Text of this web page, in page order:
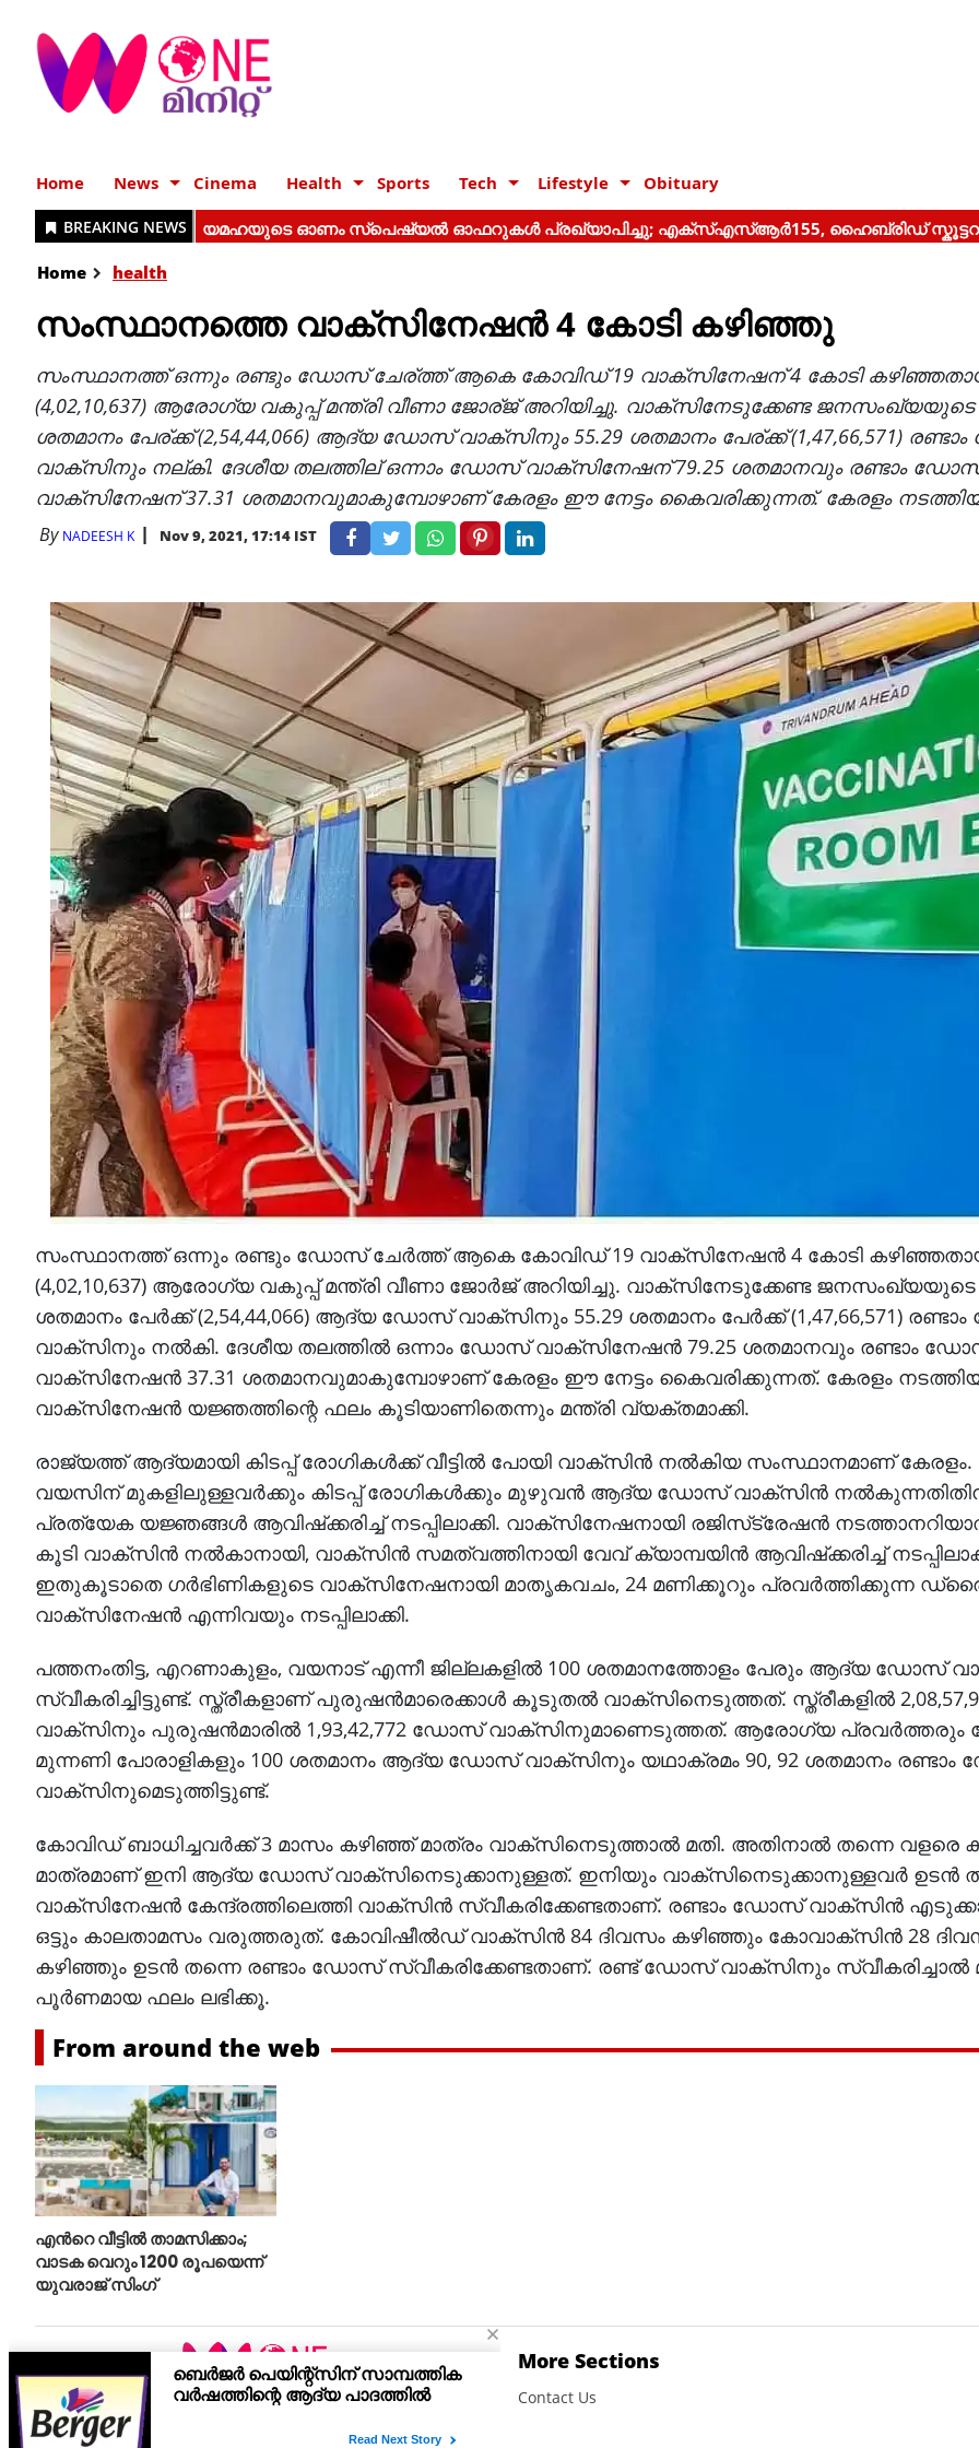
Home News Cinema Health Sports Tech Lifestyle Obituary
Home health
സംസ്ഥാനത്തെ വാക്‌സിനേഷന്‍ 4 കോടി കഴിഞ്ഞു
സംസ്ഥാനത്ത് ഒന്നും രണ്ടും ഡോസ് ചേര്ത്ത് ആകെ കോവിഡ് 19 വാക്സിനേഷന് 4 കോടി
(4,02,10,637) ആരോഗ്യ വകുപ്പ് മന്ത്രി വീണാ ജോര്ജ് അറിയിച്ചു. വാക്സിനേടുക്കേണ്ട ജനസംഖ്യയുടെ
ശതമാനം പേര്ക്ക് (2,54,44,066) ആദ്യ ഡോസ് വാക്സിനും 55.29 ശതമാനം പേര്ക്ക് (1,47,66,571)
വാക്സിനും നല്കി. ദേശീയ തലത്തില് ഒന്നാം ഡോസ് വാക്സിനേഷന് 79.25 ശതമാനവും രണ്ടാം
വാക്സിനേഷന് 37.31 ശതമാനവുമാകുമ്പോഴാണ് കേരളം ഈ നേട്ടം കൈവരിക്കുന്നത്. കേരളം നടത്തിയ
By NADEESH K Nov 9, 2021, 17:14 IST
സംസ്ഥാനത്ത് ഒന്നും രണ്ടും ഡോസ് ചേര്‍ത്ത് ആകെ കോവിഡ് 19 വാക്‌സിനേഷന്‍ 4 കോടി
(4,02,10,637) ആരോഗ്യ വകുപ്പ് മന്ത്രി വീണാ ജോര്‍ജ് അറിയിച്ചു. വാക്‌സിനേടുക്കേണ്ട ജനസംഖ്യയുടെ
ശതമാനം പേര്‍ക്ക് (2,54,44,066) ആദ്യ ഡോസ് വാക്‌സിനും 55.29 ശതമാനം പേര്‍ക്ക് (1,47,66,571)
വാക്‌സിനും നല്‍കി. ദേശീയ തലത്തില്‍ ഒന്നാം ഡോസ് വാക്‌സിനേഷന്‍ 79.25 ശതമാനവും രണ്ടാം
വാക്‌സിനേഷന്‍ 37.31 ശതമാനവുമാകുമ്പോഴാണ് കേരളം ഈ നേട്ടം കൈവരിക്കുന്നത്. കേരളം നടത്തിയ
വാക്‌സിനേഷന്‍ യജ്ഞത്തിന്റെ ഫലം കൂടിയാണിതെന്നും മന്ത്രി വ്യക്തമാക്കി.
രാജ്യത്ത് ആദ്യമായി കിടപ്പ് രോഗികള്‍ക്ക് വീട്ടില്‍ പോയി വാക്‌സിന്‍ നല്‍കിയ സംസ്ഥാനമാണ് കേരളം.
വയസിന് മുകളിലുള്ളവര്‍ക്കും കിടപ്പ് രോഗികള്‍ക്കും മുഴുവന്‍ ആദ്യ ഡോസ് വാക്‌സിന്‍
പ്രത്യേക യജ്ഞങ്ങള്‍ ആവിഷ്‌ക്കരിച്ച് നടപ്പിലാക്കി. വാക്‌സിനേഷനായി രജിസ്‌ട്രേഷന്‍
കൂടി വാക്‌സിന്‍ നല്‍കാനായി, വാക്‌സിന്‍ സമത്വത്തിനായി വേവ് ക്യാമ്പയിന്‍ ആവിഷ്‌ക്കരിച്ച്
ഇതുകൂടാതെ ഗര്‍ഭിണികളുടെ വാക്‌സിനേഷനായി മാതൃകവചം, 24 മണിക്കൂറും പ്രവര്‍ത്തിക്കുന്ന
വാക്‌സിനേഷന്‍ എന്നിവയും നടപ്പിലാക്കി.
പത്തനംതിട്ട, എറണാകുളം, വയനാട് എന്നീ ജില്ലകളില്‍ 100 ശതമാനത്തോളം പേരും ആദ്യ ഡോസ്
സ്വീകരിച്ചിട്ടുണ്ട്. സ്ത്രീകളാണ് പുരുഷന്‍മാരെക്കാള്‍ കൂടുതല്‍ വാക്‌സിനെടുത്തത്. സ്ത്രീകളില്‍
വാക്‌സിനും പുരുഷന്‍മാരില്‍ 1,93,42,772 ഡോസ് വാക്‌സിനുമാണെടുത്തത്. ആരോഗ്യ പ്രവര്‍ത്തരും
മുന്നണി പോരാളികളും 100 ശതമാനം ആദ്യ ഡോസ് വാക്‌സിനും യഥാക്രമം 90, 92 ശതമാനം
വാക്‌സിനുമെടുത്തിട്ടുണ്ട്.
കോവിഡ് ബാധിച്ചവര്‍ക്ക് 3 മാസം കഴിഞ്ഞ് മാത്രം വാക്‌സിനെടുത്താല്‍ മതി. അതിനാല്‍ തന്നെ വളരെ
മാത്രമാണ് ഇനി ആദ്യ ഡോസ് വാക്‌സിനെടുക്കാനുള്ളത്. ഇനിയും വാക്‌സിനെടുക്കാനുള്ളവര്‍ ഉടന്‍
വാക്‌സിനേഷന്‍ കേന്ദ്രത്തിലെത്തി വാക്‌സിന്‍ സ്വീകരിക്കേണ്ടതാണ്. രണ്ടാം ഡോസ് വാക്‌സിന്‍
ഒട്ടും കാലതാമസം വരുത്തരുത്. കോവിഷീല്‍ഡ് വാക്‌സിന്‍ 84 ദിവസം കഴിഞ്ഞും കോവാക്‌സിന്‍ 28
കഴിഞ്ഞും ഉടന്‍ തന്നെ രണ്ടാം ഡോസ് സ്വീകരിക്കേണ്ടതാണ്. രണ്ട് ഡോസ് വാക്‌സിനും സ്വീകരിച്ചാല്‍
പൂര്‍ണമായ ഫലം ലഭിക്കൂ.
From around the web
എന്‍റെ വീട്ടില്‍ താമസിക്കാം;
വാടക വെറും 1200 രൂപയെന്ന്
യുവരാജ് സിംഗ്
More Sections
Contact Us